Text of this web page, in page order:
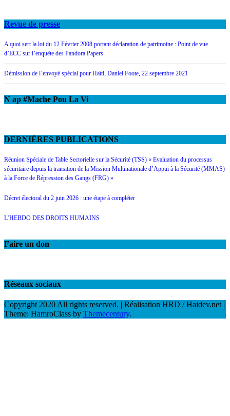
Revue de presse
A quoi sert la loi du 12 Février 2008 portant déclaration de patrimoine : Point de vue
d’ECC sur l’enquête des Pandora Papers
Démission de l’envoyé spécial pour Haïti, Daniel Foote, 22 septembre 2021
N ap #Mache Pou La Vi
DERNIÈRES PUBLICATIONS
Réunion Spéciale de Table Sectorielle sur la Sécurité (TSS) « Evaluation du processus
sécuritaire depuis la transition de la Mission Multinationale d’Appui à la Sécurité (MMAS)
à la Force de Répression des Gangs (FRG) »
Décret électoral du 2 juin 2026 : une étape à compléter
L’HEBDO DES DROITS HUMAINS
Faire un don
Réseaux sociaux
Copyright 2020 All rights reserved. | Réalisation HRD / Haidev.net |
Theme: HamroClass by Themecentury.